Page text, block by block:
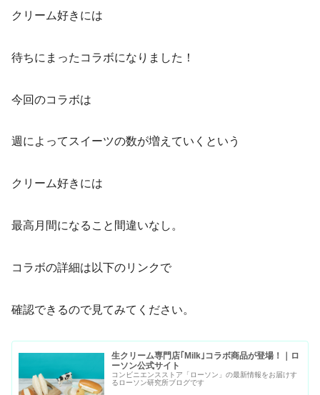
クリーム好きには
待ちにまったコラボになりました！
今回のコラボは
週によってスイーツの数が増えていくという
クリーム好きには
最高月間になること間違いなし。
コラボの詳細は以下のリンクで
確認できるので見てみてください。
生クリーム専門店｢Milk｣コラボ商品が登場！｜ロ
ーソン公式サイト
コンビニエンスストア「ローソン」の最新情報をお届けす
るローソン研究所ブログです